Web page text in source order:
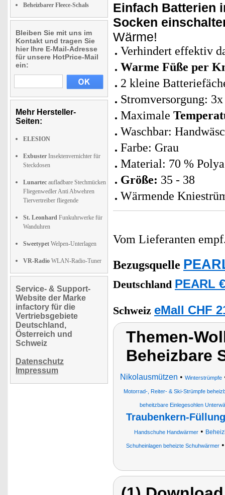
Beheizbarer Fleece-Schals
Bleiben Sie mit uns im
Kontakt und tragen Sie
hier Ihre E-Mail-Adresse
für unsere HotPrice-Mail
ein:
Mehr Hersteller-
Seiten:
ELESION
Exbuster Insektenvernichter für
Steckdosen
Lunartec aufladbare Stechmücken
Fliegenwedler Anti Abwehren
Tiervertreiber fliegende
St. Leonhard Funkuhrwerke für
Wanduhren
Sweetypet Welpen-Unterlagen
VR-Radio WLAN-Radio-Tuner
Service- & Support-
Website der Marke
infactory für die
Vertriebsgebiete
Deutschland,
Österreich und
Schweiz
Datenschutz
Impressum
Einfach Batterien
Socken
Wärme!
Verhindert effektiv
Warme Füße per
2 kleine
Stromversorgung:
Maximale
Waschbar:
Farbe: Grau
Material: 70 %
Größe: 35 - 38
Wärmende
Vom Lieferanten
Bezugsquelle
Deutschland PEARL
Schweiz eMall CHF
Themen-
Beheizbare
Nikolausmützen • Winterstrümpfe
Motorrad-, Reiter- & Ski-Strümpfe
beheitzbare Einlegesohlen
Traubenkern-Füllung
Handschuhe Handwärmer •
Schuheinlagen beheizte Schuhwärmer